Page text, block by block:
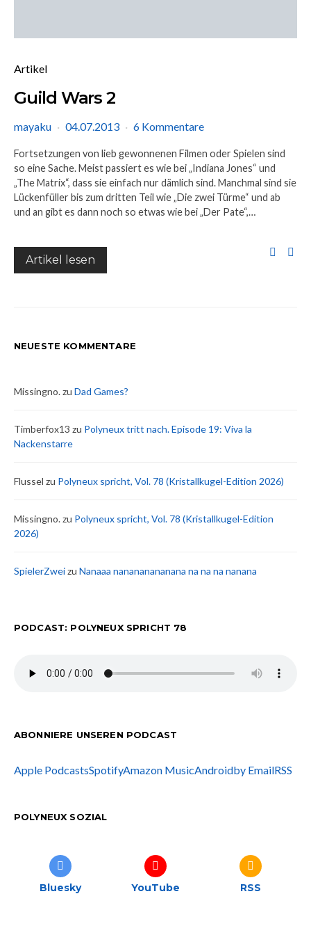
Artikel
Guild Wars 2
mayaku 04.07.2013 6 Kommentare
Fortsetzungen von lieb gewonnenen Filmen oder Spielen sind
so eine Sache. Meist passiert es wie bei „Indiana Jones“ und
„The Matrix“, dass sie einfach nur dämlich sind. Manchmal sind sie
Lückenfüller bis zum dritten Teil wie „Die zwei Türme“ und ab
und an gibt es dann noch so etwas wie bei „Der Pate“,…
Artikel lesen
NEUESTE KOMMENTARE
Missingno.zu Dad Games?
Timberfox13 zu Polyneux tritt nach. Episode 19: Viva la
Nackenstarre
Flussel zu Polyneux spricht, Vol. 78 (Kristallkugel-Edition 2026)
Missingno.zu Polyneux spricht, Vol. 78 (Kristallkugel-Edition
2026)
SpielerZweizu Nanaaa nanananananana na na na nanana
PODCAST: POLYNEUX SPRICHT 78
ABONNIERE UNSEREN PODCAST
Apple PodcastsSpotifyAmazon MusicAndroidby EmailRSS
POLYNEUX SOZIAL
Bluesky YouTube RSS